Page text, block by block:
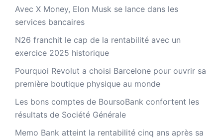
Avec X Money, Elon Musk se lance dans les
services bancaires
N26 franchit le cap de la rentabilité avec un
exercice 2025 historique
Pourquoi Revolut a choisi Barcelone pour ouvrir sa
première boutique physique au monde
Les bons comptes de BoursoBank confortent les
résultats de Société Générale
Memo Bank atteint la rentabilité cinq ans après sa